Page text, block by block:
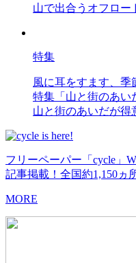
山で出合うオフロ
特集
風に耳をすます、
特集「山と街のあ
山と街のあいだが得
フリーペーパー「cycle」
記事掲載！全国約1,150ヵ
MORE